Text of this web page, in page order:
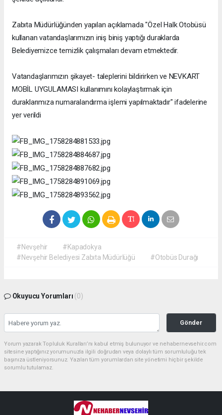
Zabıta Müdürlüğünden yapılan açıklamada "Özel Halk Otobüsü
kullanan vatandaşlarımızın iniş biniş yaptığı duraklarda
Belediyemizce temizlik çalışmaları devam etmektedir.
Vatandaşlarımızın şikayet- taleplerini bildirirken ve NEVKART
MOBİL UYGULAMASI kullanımını kolaylaştırmak için
duraklarımıza numaralandırma işlemi yapılmaktadır" ifadelerine
yer verildi
#Nevşehir
#Kapadokya
#Nevşehir Belediyesi Zabıta Müdürlüğü
#Otobüs Durağı
Okuyucu Yorumları (0)
Gönder
Yorum yazarak Topluluk Kuralları’nı kabul etmiş bulunuyor ve nehabernevsehir.com
sitesine yaptığınız yorumunuzla ilgili doğrudan veya dolaylı tüm sorumluluğu tek
başınıza üstleniyorsunuz. Yazılan tüm yorumlardan site yönetimi hiçbir şekilde
sorumlu tutulamaz.